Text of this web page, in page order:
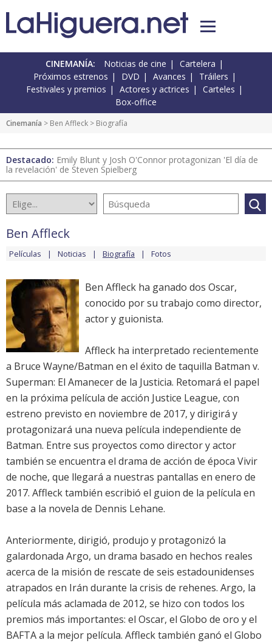
CINEMANÍA: Noticias de cine
Cartelera
Próximos estrenos
DVD Avances
Tráilers
Festivales y premios
Actores y actrices
Carteles
Box-office
Cinemanía > Ben Affleck > Biografía
Destacado: Emily Blunt y Josh O'Connor protagonizan 'El día de
la revelación' de Steven Spielberg
Ben Affleck
Películas Noticias Biografía Fotos
Ben Affleck ha ganado dos Oscar,
conocido por su trabajo como director,
actor y guionista.
Affleck ha interpretado recientemente
a Bruce Wayne/Batman en el éxito de taquilla Batman v.
Superman: El Amanecer de la Justicia. Retomará el papel
en la próxima película de acción Justice League, con
estreno previsto en noviembre de 2017, y dirigirá y
protagonizará una nueva película independiente de
Batman. Entre sus proyectos como director y actor
también se encuentra el drama de acción de época Vivir
de noche, que llegará a nuestras pantallas en enero de
2017. Affleck también escribió el guion de la película en
base a la novela de Dennis Lehane.
Anteriormente, dirigió, produjo y protagonizó la
galardonada Argo, un drama basado en hechos reales
acerca de la misión de rescate de seis estadounidenses
atrapados en Irán durante la crisis de rehenes. Argo, la
película más aclamada de 2012, se hizo con todos los
premios más importantes: el Oscar, el Globo de oro y el
BAFTA a la mejor película. Affleck también ganó el Globo